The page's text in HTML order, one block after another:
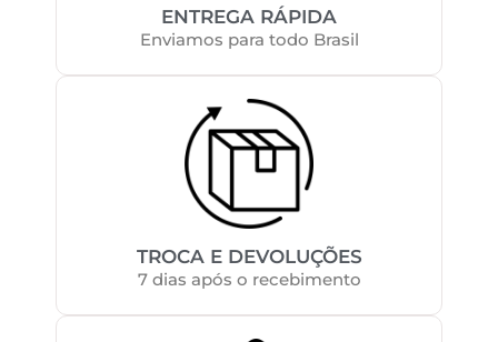
ENTREGA RÁPIDA
Enviamos para todo Brasil
TROCA E DEVOLUÇÕES
7 dias após o recebimento